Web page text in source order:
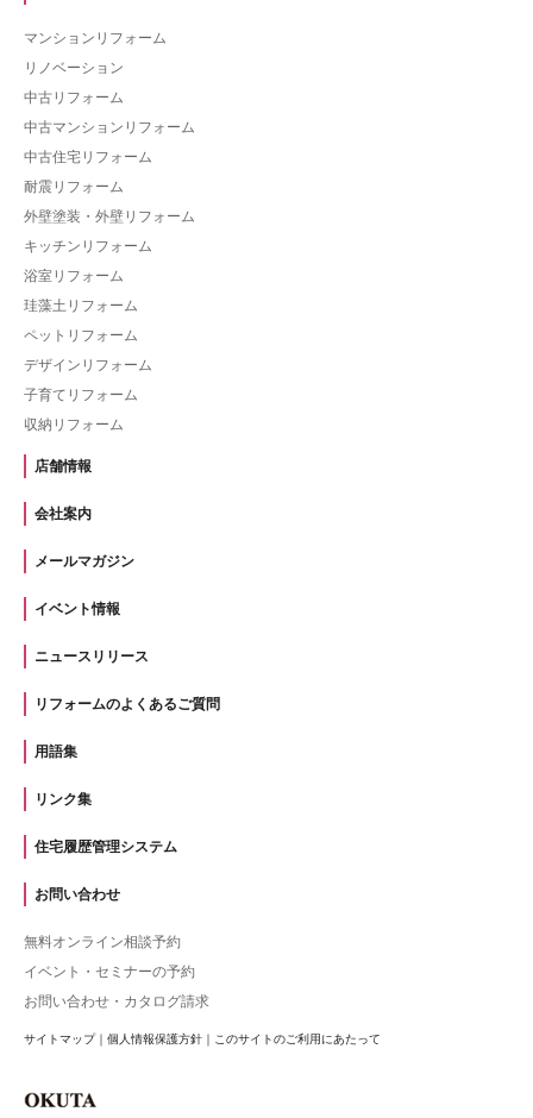
マンションリフォーム
リノベーション
中古リフォーム
中古マンションリフォーム
中古住宅リフォーム
耐震リフォーム
外壁塗装・外壁リフォーム
キッチンリフォーム
浴室リフォーム
珪藻土リフォーム
ペットリフォーム
デザインリフォーム
子育てリフォーム
収納リフォーム
店舗情報
会社案内
メールマガジン
イベント情報
ニュースリリース
リフォームのよくあるご質問
用語集
リンク集
住宅履歴管理システム
お問い合わせ
無料オンライン相談予約
イベント・セミナーの予約
お問い合わせ・カタログ請求
サイトマップ｜ 個人情報保護方針 ｜ このサイトのご利用にあたって